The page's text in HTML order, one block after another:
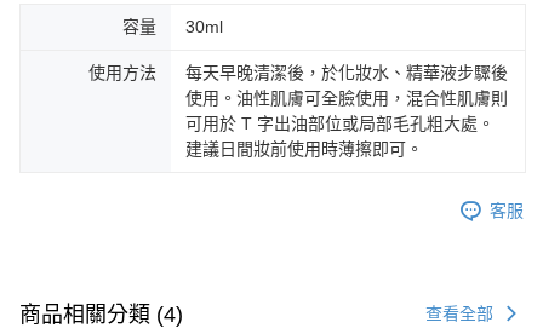
容量 30ml
使用方法
每天早晚清潔後，於化妝水、精華液步驟後
使用。油性肌膚可全臉使用，混合性肌膚則
可用於 T 字出油部位或局部毛孔粗大處。
建議日間妝前使用時薄擦即可。
客服
商品相關分類 (4) 查看全部